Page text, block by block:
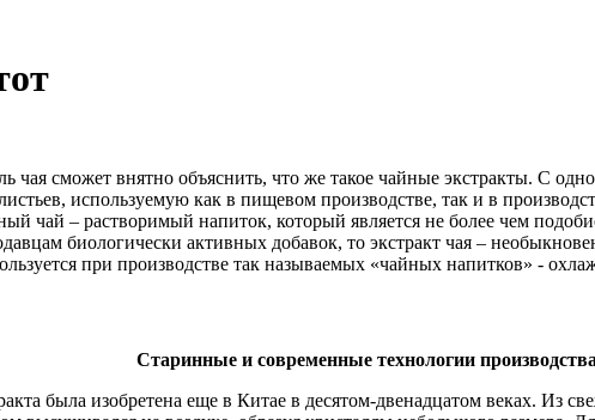
чая сможет внятно объяснить, что же такое чайные экстракты. С
используемую как в пищевом производстве, так и в
чай – растворимый напиток, который является не более чем
биологически активных добавок, то экстракт чая –
при производстве так называемых «чайных напитков» -
Старинные и современные технологии производства
была изобретена еще в Китае в десятом-двенадцатом веках. Из